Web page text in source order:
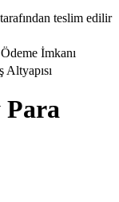
teslim edilir
İmkanı
Altyapısı
Para